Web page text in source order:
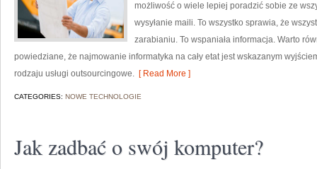
możliwość o wiele lepiej poradzić sobie ze
wysyłanie maili. To wszystko sprawia, że
zarabianiu. To wspaniała informacja. Warto
powiedziane, że najmowanie informatyka na cały etat jest wskazanym
rodzaju usługi outsourcingowe. [ Read More ]
CATEGORIES: NOWE TECHNOLOGIE
Jak zadbać o swój komputer?